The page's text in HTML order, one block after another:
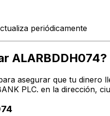
periódicamente
ALARBDDH074?
asegurar que tu
PLC. en la dirección,